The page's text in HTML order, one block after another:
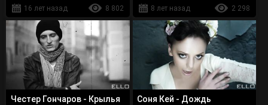
16 лет назад
8 802
8 лет назад
2 298
Честер Гончаров - Крылья Соня Кей - Дождь